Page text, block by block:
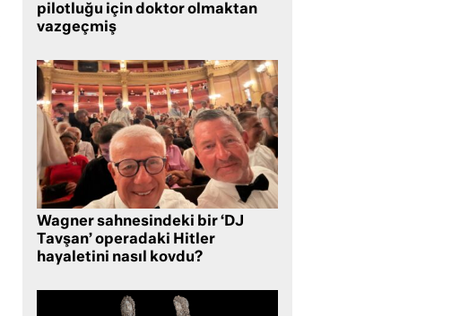
pilotluğu için doktor olmaktan
vazgeçmiş
Wagner sahnesindeki bir ‘DJ
Tavşan’ operadaki Hitler
hayaletini nasıl kovdu?